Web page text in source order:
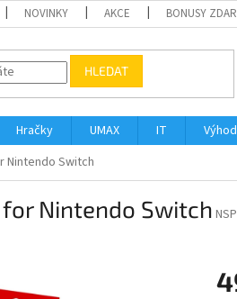
NOVINKY AKCE BONUSY
HLEDAT
Hračky UMAX IT
Switch
Nintendo Switch